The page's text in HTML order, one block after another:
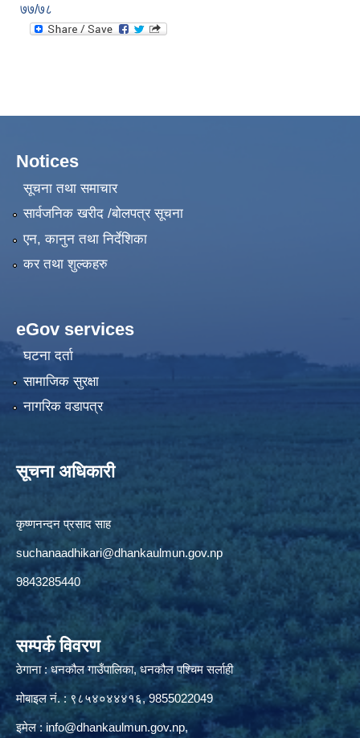
७७/७८
Notices
सूचना तथा समाचार
सार्वजनिक खरीद /बोलपत्र सूचना
एन, कानुन तथा निर्देशिका
कर तथा शुल्कहरु
eGov services
घटना दर्ता
सामाजिक सुरक्षा
नागरिक वडापत्र
सूचना अधिकारी
कृष्णनन्दन प्रसाद साह
suchanaadhikari@dhankaulmun.gov.np
9843285440
सम्पर्क विवरण
ठेगाना : धनकौल गाउँपालिका, धनकौल पश्चिम सर्लाही
मोबाइल नं. : ९८५४०४४४१६, 9855022049
इमेल : info@dhankaulmun.gov.np,